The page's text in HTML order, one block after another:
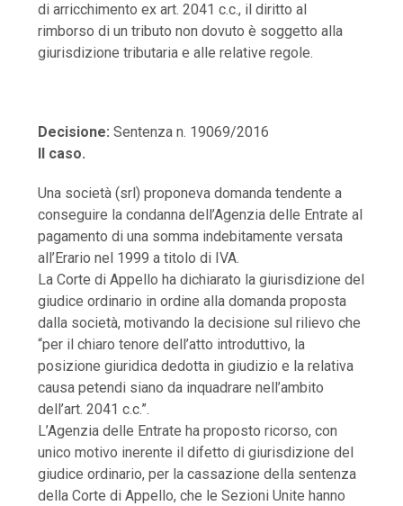
di arricchimento ex art. 2041 c.c., il diritto al
rimborso di un tributo non dovuto è soggetto alla
giurisdizione tributaria e alle relative regole.
Decisione:Sentenza n. 19069/2016
Il caso.
Una società (srl) proponeva domanda tendente a
conseguire la condanna dell’Agenzia delle Entrate al
pagamento di una somma indebitamente versata
all’Erario nel 1999 a titolo di IVA.
La Corte di Appello ha dichiarato la giurisdizione del
giudice ordinario in ordine alla domanda proposta
dalla società, motivando la decisione sul rilievo che
“per il chiaro tenore dell’atto introduttivo, la
posizione giuridica dedotta in giudizio e la relativa
causa petendi siano da inquadrare nell’ambito
dell’art. 2041 c.c.”.
L’Agenzia delle Entrate ha proposto ricorso, con
unico motivo inerente il difetto di giurisdizione del
giudice ordinario, per la cassazione della sentenza
della Corte di Appello, che le Sezioni Unite hanno